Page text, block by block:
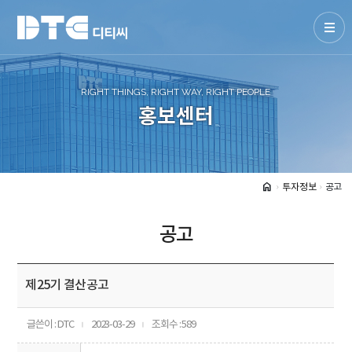
RIGHT THINGS, RIGHT WAY, RIGHT PEOPLE
홍보센터
home arrow_forward_ios 투자정보 arrow_forward_ios 공고
공고
제25기 결산공고
글쓴이 : DTC ㅣ 2023-03-29 ㅣ 조회수 : 589